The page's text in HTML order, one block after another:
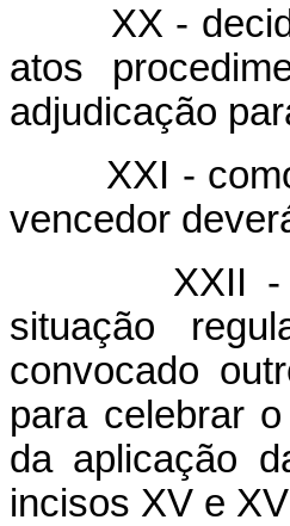
XX -
atos
adjudicação
XXI - como
vencedor
XXII -
situação
convocado
para celebrar
da aplicação
incisos XV e